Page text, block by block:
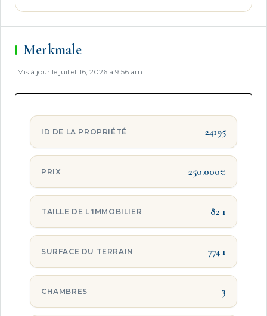
Merkmale
Mis à jour le juillet 16, 2026 à 9:56 am
ID DE LA PROPRIÉTÉ 24195
PRIX 250.000€
TAILLE DE L'IMMOBILIER 82 1
SURFACE DU TERRAIN 774 1
CHAMBRES 3